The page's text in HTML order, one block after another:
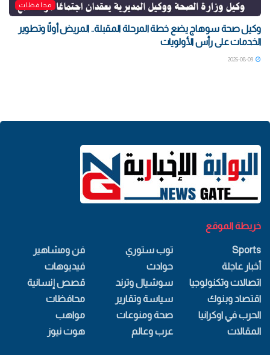
محافظات
وكيل صحة سوهاج يضع خطة المرحلة المقبلة.. المريض أولًا وتطوير
الخدمات على رأس الأولويات
خريطة الموقع
Sports
أخبار عاجلة
اتصالات وتكنولوجيا
اقتصاد وبنوك
الحرب في اوكرانيا
المقالات
توب ستوري
حوادث
سوشيال وترند
سياسة وتقارير
صحة ومنوعات
عرب وعالم
فن ومشاهير
فيديوهات
قصص إنسانية
محافظات
مواهب
هوت نيوز